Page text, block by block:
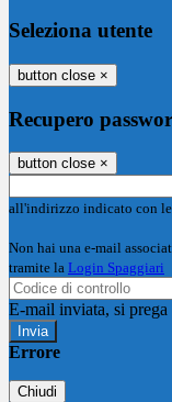
Seleziona utente
button close ×
Recupero
button close ×
all'indirizzo indicato con
Non hai una e-mail
tramite la Login Spaggiari
E-mail inviata, si
Errore
Chiudi